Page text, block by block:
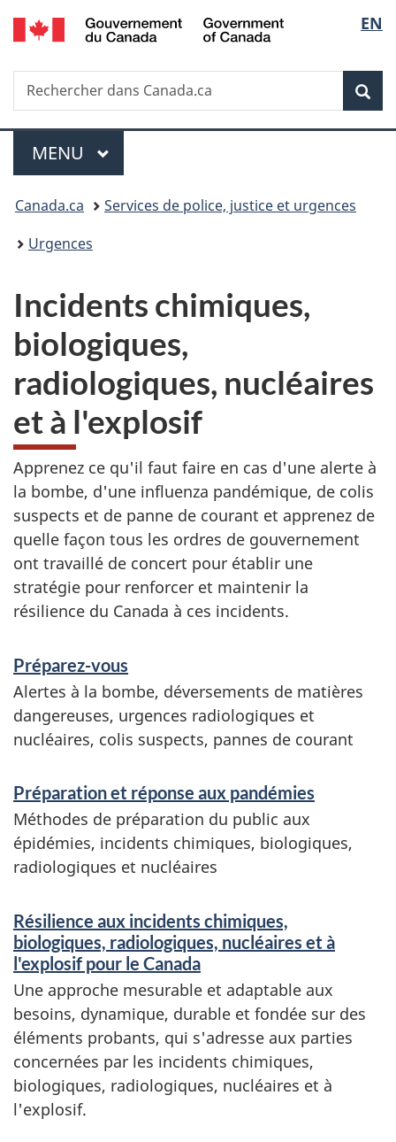
Passer
au
principal
Passer
à
Au
du
Passer
à
version
simplifiée
de
la
EN
Recherche
Rechercher
dans
Menu
MENU PRINCIPAL
Vous
êtes
Canada.ca
Services de police, justice et urgences
Urgences
n
c
d
e
n
h
m
q
u
e
s
b
o
Incidents chimiques,
biologiques,
radiologiques, nucléaires
et à l'explosif
Apprenez ce qu'il faut faire en cas d'une alerte à
la bombe, d'une influenza pandémique, de colis
suspects et de panne de courant et apprenez de
quelle façon tous les ordres de gouvernement
ont travaillé de concert pour établir une
stratégie pour renforcer et maintenir la
résilience du Canada à ces incidents.
e
r
v
c
e
s
t
r
e
n
s
e
Préparez-vous
Alertes à la bombe, déversements de matières
dangereuses, urgences radiologiques et
nucléaires, colis suspects, pannes de courant
Préparation et réponse aux pandémies
Méthodes de préparation du public aux
épidémies, incidents chimiques, biologiques,
radiologiques et nucléaires
Résilience aux incidents chimiques,
biologiques, radiologiques, nucléaires et à
l'explosif pour le Canada
Une approche mesurable et adaptable aux
besoins, dynamique, durable et fondée sur des
éléments probants, qui s'adresse aux parties
concernées par les incidents chimiques,
biologiques, radiologiques, nucléaires et à
l'explosif.